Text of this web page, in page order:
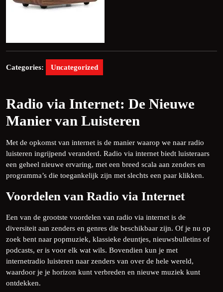
Categories: Uncategorized
Radio via Internet: De Nieuwe
Manier van Luisteren
Met de opkomst van internet is de manier waarop we naar radio
luisteren ingrijpend veranderd. Radio via internet biedt luisteraars
een geheel nieuwe ervaring, met een breed scala aan zenders en
programma’s die toegankelijk zijn met slechts een paar klikken.
Voordelen van Radio via Internet
Een van de grootste voordelen van radio via internet is de
diversiteit aan zenders en genres die beschikbaar zijn. Of je nu op
zoek bent naar popmuziek, klassieke deuntjes, nieuwsbulletins of
podcasts, er is voor elk wat wils. Bovendien kun je met
internetradio luisteren naar zenders van over de hele wereld,
waardoor je je horizon kunt verbreden en nieuwe muziek kunt
ontdekken.